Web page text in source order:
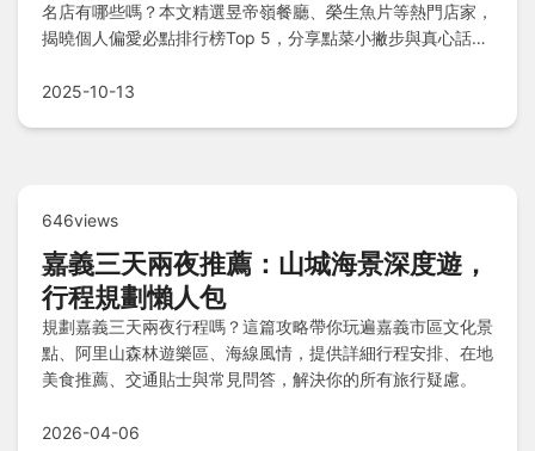
名店有哪些嗎？本文精選昱帝嶺餐廳、榮生魚片等熱門店家，
揭曉個人偏愛必點排行榜Top 5，分享點菜小撇步與真心話建
炒風味！
2025-10-13
646views
嘉義三天兩夜推薦：山城海景深度遊，
行程規劃懶人包
規劃嘉義三天兩夜行程嗎？這篇攻略帶你玩遍嘉義市區文化景
點、阿里山森林遊樂區、海線風情，提供詳細行程安排、在地
美食推薦、交通貼士與常見問答，解決你的所有旅行疑慮。
2026-04-06